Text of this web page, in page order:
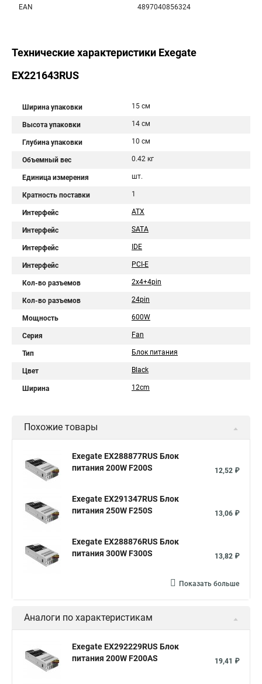
EAN 4897040856324
Технические характеристики Exegate
EX221643RUS
Ширина упаковки 15 см
Высота упаковки 14 см
Глубина упаковки 10 см
Объемный вес 0.42 кг
Единица измерения шт.
Кратность поставки 1
Интерфейс ATX
Интерфейс SATA
Интерфейс IDE
Интерфейс PCI-E
Кол-во разъемов 2x4+4pin
Кол-во разъемов 24pin
Мощность 600W
Серия Fan
Тип Блок питания
Цвет Black
Ширина 12cm
Похожие товары
Exegate EX288877RUS Блок
питания 200W F200S
12,52 ₽
Exegate EX291347RUS Блок
питания 250W F250S
13,06 ₽
Exegate EX288876RUS Блок
питания 300W F300S
13,82 ₽
Показать больше
Аналоги по характеристикам
Exegate EX292229RUS Блок
питания 200W F200AS
19,41 ₽